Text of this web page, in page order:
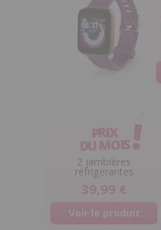
PRIX
DU MOIS
2 jambières
réfrigérantes
39,99 €
Voir le produit